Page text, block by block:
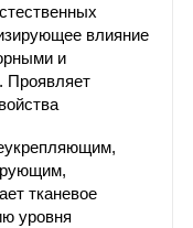
влияние
и
Проявляет
тканевое
уровня